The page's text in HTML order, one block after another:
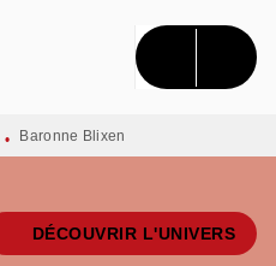
CONTENU
• Baronne Blixen
DÉCOUVRIR L'UNIVERS